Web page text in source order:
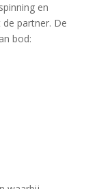
en
partner. De
bod: